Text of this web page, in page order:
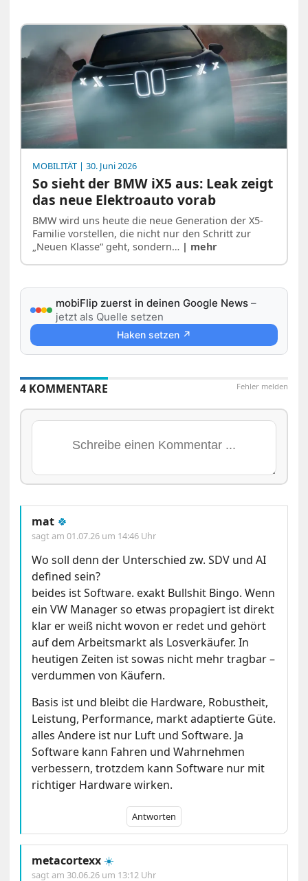
MOBILITÄT | 30. Juni 2026
So sieht der BMW iX5 aus: Leak zeigt
das neue Elektroauto vorab
BMW wird uns heute die neue Generation der X5-
Familie vorstellen, die nicht nur den Schritt zur
„Neuen Klasse“ geht, sondern… | mehr
mobiFlip zuerst in deinen Google News –
jetzt als Quelle setzen
Haken setzen ↗
Fehler melden
4 KOMMENTARE
mat 🍀
sagt am01.07.26 um 14:46 Uhr
Wo soll denn der Unterschied zw. SDV und AI
defined sein?
beides ist Software. exakt Bullshit Bingo. Wenn
ein VW Manager so etwas propagiert ist direkt
klar er weiß nicht wovon er redet und gehört
auf dem Arbeitsmarkt als Losverkäufer. In
heutigen Zeiten ist sowas nicht mehr tragbar –
verdummen von Käufern.
Basis ist und bleibt die Hardware, Robustheit,
Leistung, Performance, markt adaptierte Güte.
alles Andere ist nur Luft und Software. Ja
Software kann Fahren und Wahrnehmen
verbessern, trotzdem kann Software nur mit
richtiger Hardware wirken.
Antworten
metacortexx ☀️
sagt am 30.06.26 um 13:12 Uhr